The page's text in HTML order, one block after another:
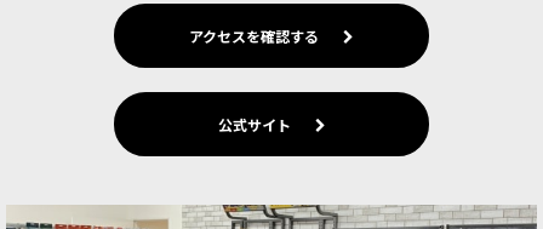
アクセスを確認する
公式サイト